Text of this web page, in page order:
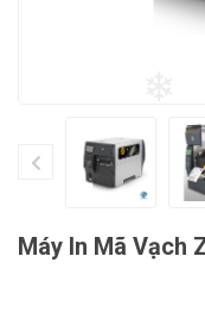
Máy In Mã Vạch